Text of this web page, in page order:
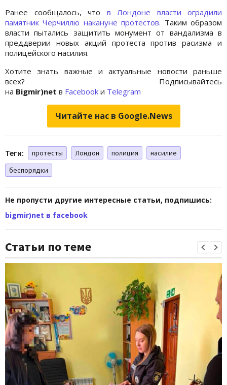
Ранее сообщалось, что в Лондоне власти оградили
памятник Черчиллю накануне протестов. Таким образом
власти пытались защитить монумент от вандализма в
преддверии новых акций протеста против расизма и
полицейского насилия.
Хотите знать важные и актуальные новости раньше
всех? Подписывайтесь
на Bigmir)net в Facebook и Telegram
Читайте нас в Google.News
Теги: протесты Лондон полиция
насилие
беспорядки
Не пропусти другие интересные статьи, подпишись:
bigmir)net в facebook
Статьи по теме